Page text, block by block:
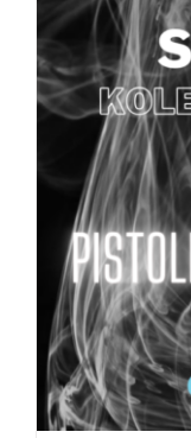
DODAJ